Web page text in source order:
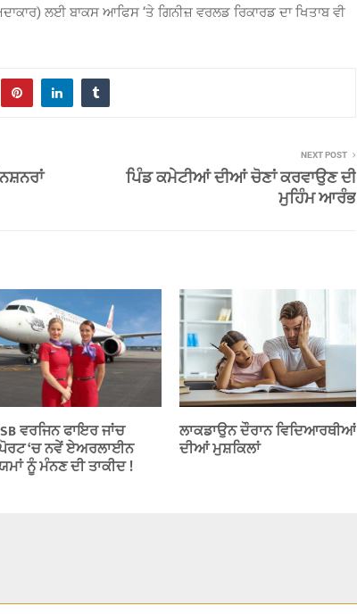
ਲਈ ਬਾਕਸ ਆਫਿਸ ‘ਤੇ ਗਿਨੀਜ਼ ਵਰਲਡ ਰਿਕਾਰਡ ਦਾ ਖਿਤਾਬ ਵੀ
NEXT POST
ਪਿੰਡ ਕਮੇਟੀਆਂ ਦੀਆਂ ਚੋਣਾਂ ਕਰਵਾਉਣ ਦੀ
ਮੁਹਿੰਮ ਆਰੰਭ
ਵਰਜਿਨ ਫਾਇਰ ਜਾਂਚ
‘ਚ ਨਵੇਂ ਏਅਰਲਾਈਨ
ਨੂੰ ਮੰਨਣ ਦੀ ਤਾਕੀਦ !
ਲਾਕਡਾਉਨ ਦੌਰਾਨ ਵਿਦਿਆਰਥੀਆਂ
ਦੀਆਂ ਮੁਸ਼ਕਿਲਾਂ